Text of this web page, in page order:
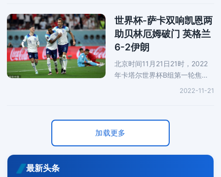
柱，第86分钟，威尔士门将亨内
西出击禁
世界杯-萨卡双响凯恩两
助贝林厄姆破门 英格兰
6-2伊朗
北京时间11月21日21时，2022
年卡塔尔世界杯B组第一轮焦点
战在哈里发国际体育场打响，英
门红。贝林厄姆第35分钟接卢
克-肖
2022-11-21
加载更多
最新头条